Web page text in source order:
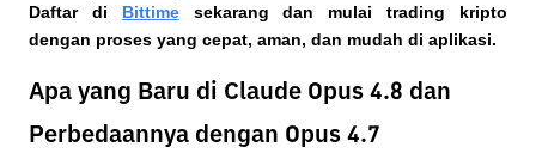
Daftar di
Bittime sekarang dan mulai trading kripto
dengan proses yang cepat, aman, dan mudah di aplikasi.
Apa yang Baru di Claude Opus 4.8 dan
Perbedaannya dengan Opus 4.7